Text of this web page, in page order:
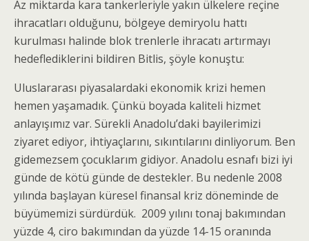
Az miktarda kara tankerleriyle yakın ülkelere reçine
ihracatları olduğunu, bölgeye demiryolu hattı
kurulması halinde blok trenlerle ihracatı artırmayı
hedeflediklerini bildiren Bitlis, şöyle konuştu:
Uluslararası piyasalardaki ekonomik krizi hemen
hemen yaşamadık. Çünkü boyada kaliteli hizmet
anlayışımız var. Sürekli Anadolu’daki bayilerimizi
ziyaret ediyor, ihtiyaçlarını, sıkıntılarını dinliyorum. Ben
gidemezsem çocuklarım gidiyor. Anadolu esnafı bizi iyi
günde de kötü günde de destekler. Bu nedenle 2008
yılında başlayan küresel finansal kriz döneminde de
büyümemizi sürdürdük. 2009 yılını tonaj bakımından
yüzde 4, ciro bakımından da yüzde 14-15 oranında